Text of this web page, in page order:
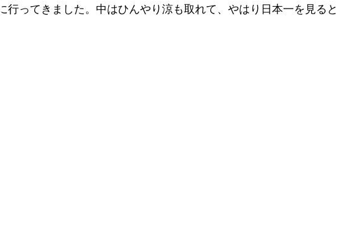
行ってきました。中はひんやり涼も取れて、やはり日本一を見ると